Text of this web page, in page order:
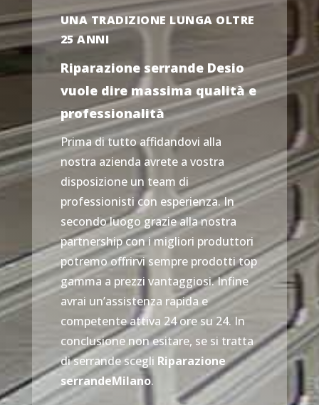
UNA TRADIZIONE LUNGA OLTRE
25 ANNI
Riparazione serrande Desio
vuole dire massima qualità e
professionalità
Prima di tutto affidandovi alla
nostra azienda avrete a vostra
disposizione un team di
professionisti con esperienza. In
secondo luogo grazie alla nostra
partnership con i migliori produttori
potremo offrirvi sempre prodotti top
gamma a prezzi vantaggiosi. Infine
avrai un’assistenza rapida e
competente attiva 24 ore su 24. In
conclusione non esitare, se si tratta
di serrande scegli Riparazione
serrandeMilano.